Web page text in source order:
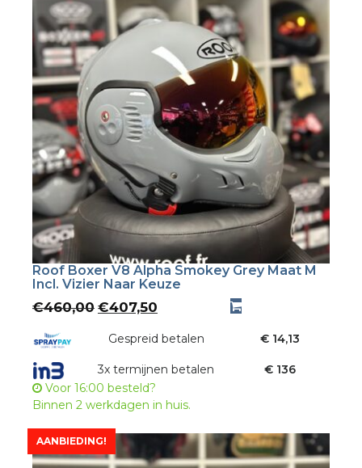
Roof Boxer V8 Alpha Smokey Grey Maat M
Incl. Vizier Naar Keuze
€460,00 Oorspronkelijke
was:
€407,50
is:
Gespreid betalen € 14,13
3x termijnen betalen
€ 136
Voor 16:00 besteld?
Binnen 2 werkdagen in huis.
AANBIEDING!